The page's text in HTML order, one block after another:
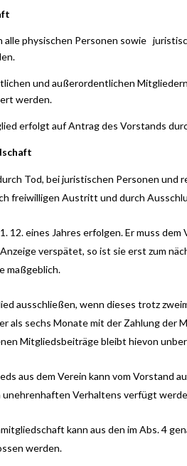
physischen Personen sowie
und außerordentlichen
werden.
erfolgt auf Antrag des Vorstands
Tod, bei juristischen Personen
freiwilligen Austritt und durch
12. eines Jahres erfolgen. Er muss
verspätet, so ist sie erst zum
maßgeblich.
ausschließen, wenn dieses trotz
als sechs Monate mit der Zahlung
Mitgliedsbeiträge bleibt hievon
aus dem Verein kann vom Vorstand
Verhaltens verfügt
kann aus den im Abs. 4
werden.